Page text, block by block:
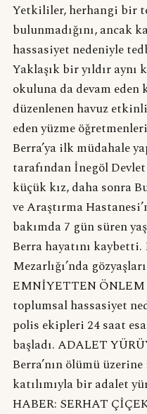
Yetkililer, herhangi bir
bulunmadığını, ancak
hassasiyet nedeniyle
Yaklaşık bir yıldır aynı
okuluna da devam eden
düzenlenen havuz
eden yüzme
Berra’ya ilk müdahale
tarafından İnegöl
küçük kız, daha sonra
ve Araştırma
bakımda 7 gün süren
Berra hayatını
Mezarlığı’nda
EMNİYETTEN ÖNLEM
toplumsal hassasiyet
polis ekipleri 24 saat
başladı. ADALET
Berra’nın ölümü
katılımıyla bir adalet
HABER: SERHAT